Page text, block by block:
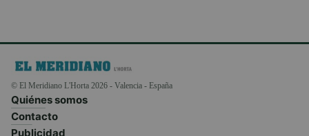
© El Meridiano L'Horta 2026 - Valencia - España
Quiénes somos
Contacto
Publicidad